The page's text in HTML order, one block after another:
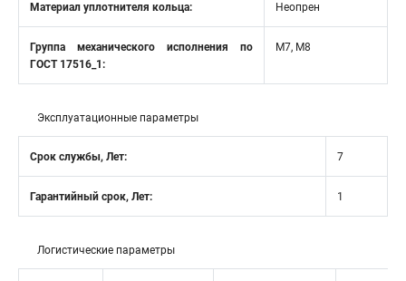
Материал уплотнителя кольца: Неопрен
Группа механического исполнения по
ГОСТ 17516_1:
М7, М8
Эксплуатационные параметры
Срок службы, Лет: 7
Гарантийный срок, Лет: 1
Логистические параметры